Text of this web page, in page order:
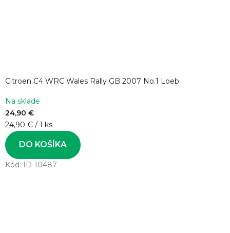
Citroen C4 WRC Wales Rally GB 2007 No.1 Loeb
Na sklade
24,90 €
Jednotková
cena:
24,90 € / 1 ks
DO KOŠÍKA
Kód: ID-10487